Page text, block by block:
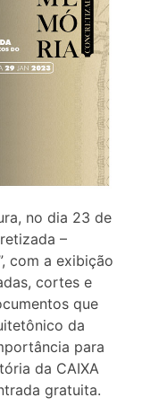
no dia 23 de
–
com a exibição
cortes e
que
da
para
da CAIXA
gratuita.